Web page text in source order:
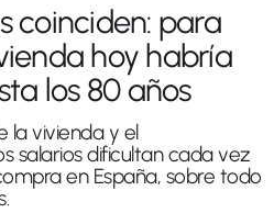
coinciden: para
hoy habría
los 80 años
la vivienda y el
salarios dificultan cada vez
en España, sobre todo